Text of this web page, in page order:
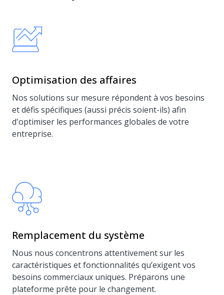
Optimisation des affaires
Nos solutions sur mesure répondent à vos besoins
et défis spécifiques (aussi précis soient-ils) afin
d'optimiser les performances globales de votre
entreprise.
Remplacement du système
Nous nous concentrons attentivement sur les
caractéristiques et fonctionnalités qu’exigent vos
besoins commerciaux uniques. Préparons une
plateforme prête pour le changement.